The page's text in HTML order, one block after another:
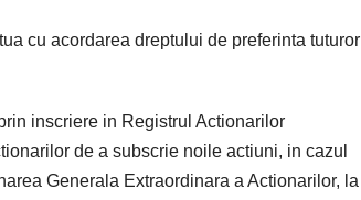
cu acordarea dreptului de preferinta tuturor
inscriere in Registrul Actionarilor
de a subscrie noile actiuni, in cazul
Generala Extraordinara a Actionarilor, la